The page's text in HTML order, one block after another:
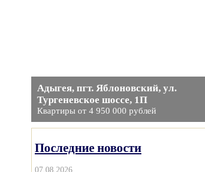
Адыгея, пгт. Яблоновский, ул.
Тургеневское шоссе, 1П
Квартиры от 4 950 000 рублей
Последние новости
07.08.2026